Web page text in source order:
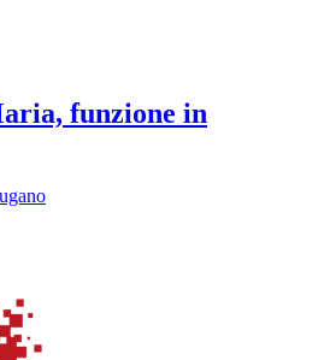
funzione in